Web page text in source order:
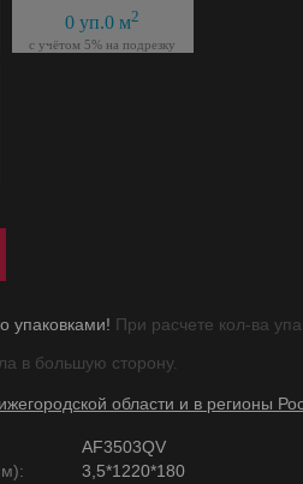
0 уп.0 м2
с учётом 5% на подрезку
упаковками! При расчете кол-ва
в большую сторону.
области и в регионы
AF3503QV
3,5*1220*180